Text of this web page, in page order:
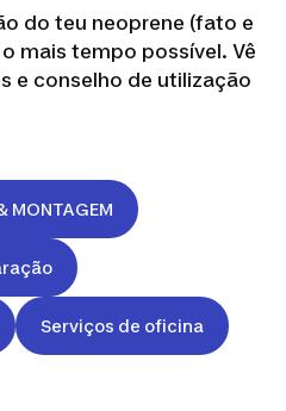
do teu neoprene (fato e
mais tempo possível. Vê
e conselho de utilização
MONTAGEM
Serviços de oficina